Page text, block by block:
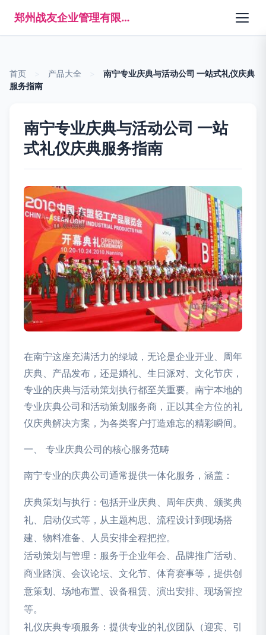
郑州战友企业管理有限公司
首页 产品大全
南宁专业庆典与活动公司 一站式礼仪庆典
服务指南
南宁专业庆典与活动公司 一站
式礼仪庆典服务指南
在南宁这座充满活力的绿城，无论是企业开业、周年
庆典、产品发布，还是婚礼、生日派对、文化节庆，
专业的庆典与活动策划执行都至关重要。南宁本地的
专业庆典公司和活动策划服务商，正以其全方位的礼
仪庆典解决方案，为各类客户打造难忘的精彩瞬间。
一、 专业庆典公司的核心服务范畴
南宁专业的庆典公司通常提供一体化服务，涵盖：
庆典策划与执行：包括开业庆典、周年庆典、颁奖典
礼、启动仪式等，从主题构思、流程设计到现场搭
建、物料准备、人员安排全程把控。
活动策划与管理：服务于企业年会、品牌推广活动、
商业路演、会议论坛、文化节、体育赛事等，提供创
意策划、场地布置、设备租赁、演出安排、现场管控
等。
礼仪庆典专项服务：提供专业的礼仪团队（迎宾、引